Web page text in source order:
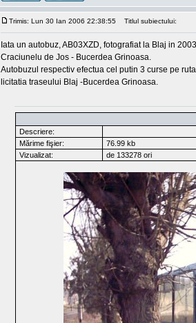
Trimis: Lun 30 Ian 2006 22:38:55 Titlul subiectului:
Iata un autobuz, AB03XZD, fotografiat la Blaj in
Craciunelu de Jos - Bucerdea Grinoasa.
Autobuzul respectiv efectua cel putin 3 curse pe
licitatia traseului Blaj -Bucerdea Grinoasa.
Descriere:
Mărime fişier:
76.99 kb
Vizualizat:
de 133278 ori